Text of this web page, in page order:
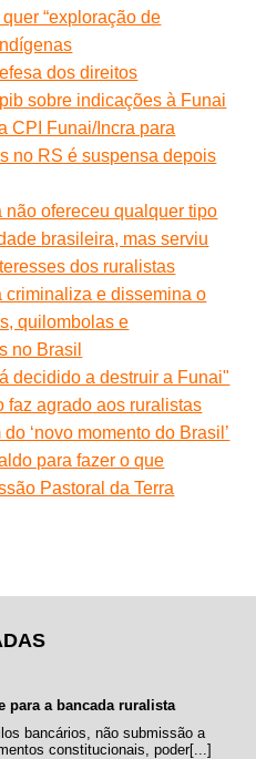
“exploração de
dos direitos
sobre indicações à Funai
CPI Funai/Incra para
no RS é suspensa depois
não ofereceu qualquer tipo
brasileira, mas serviu
dos ruralistas
criminaliza e dissemina o
quilombolas e
no Brasil
decidido a destruir a Funai"
faz agrado aos ruralistas
‘novo momento do Brasil’
para fazer o que
Pastoral da Terra
para a bancada ruralista
bancários, não submissão a
constitucionais, poder[...]